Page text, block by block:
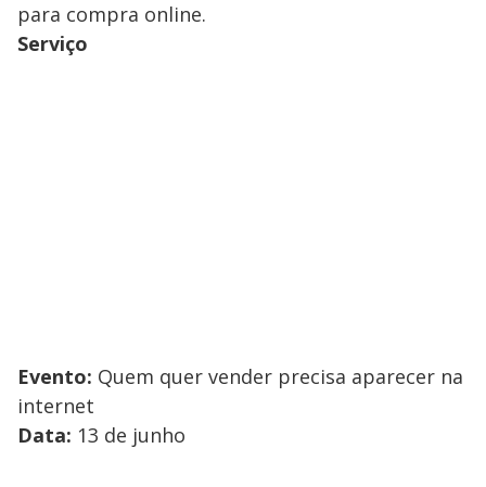
para compra online.
Serviço
Evento: Quem quer vender precisa aparecer na
internet
Data: 13 de junho